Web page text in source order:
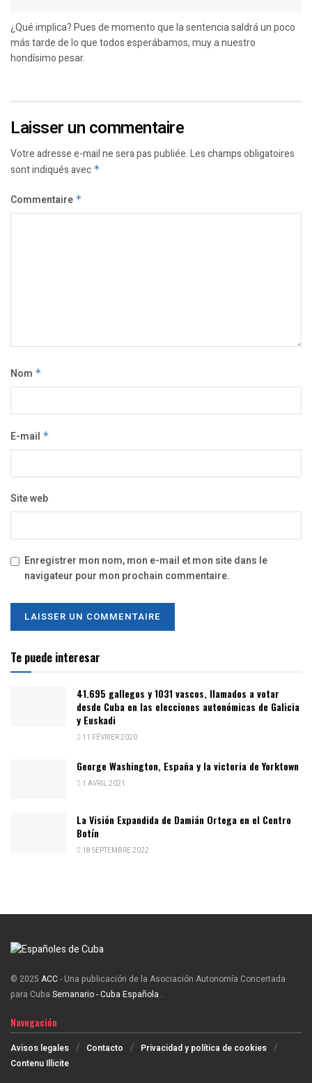
¿Qué implica? Pues de momento que la sentencia saldrá un poco
más tarde de lo que todos esperábamos, muy a nuestro
hondísimo pesar.
Laisser un commentaire
Votre adresse e-mail ne sera pas publiée.Les champs obligatoires
sont indiqués avec *
Commentaire *
Nom *
E-mail *
Site web
Enregistrer mon nom, mon e-mail et mon site dans le
navigateur pour mon prochain commentaire.
Te puede interesar
41.695 gallegos y 1031 vascos, llamados a votar
desde Cuba en las elecciones autonómicas de Galicia
y Euskadi
11 FÉVRIER 2020
George Washington, España y la victoria de Yorktown
1 AVRIL 2021
La Visión Expandida de Damián Ortega en el Centro
Botín
18 SEPTEMBRE 2022
© 2025 ACC- Una publicación de la Asociación Autonomía Concertada
para Cuba Semanario - Cuba Española .
Navegación
Avisos legales Contacto
Privacidad y política de cookies
Contenu Illicite